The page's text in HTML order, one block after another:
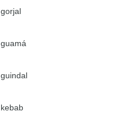
gorjal
guamá
guindal
kebab